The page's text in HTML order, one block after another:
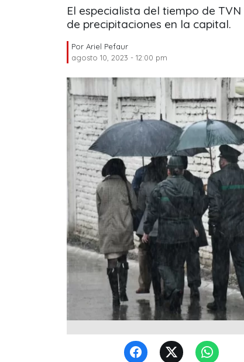
El especialista del tiempo de
de precipitaciones en la capital.
Por Ariel Pefaur
agosto 10, 2023 - 12:00 pm